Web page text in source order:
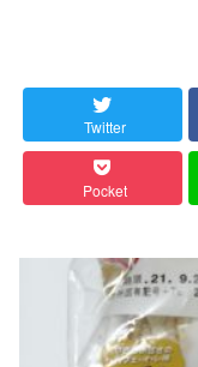
Twitter
Pocket